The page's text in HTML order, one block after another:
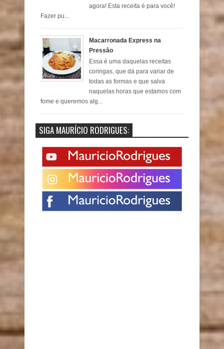
agora! Esta receita é para você!
Fazer pu...
Macarronada Express na
Pressão
Essa é uma daquelas receitas
coringas, que dá para variar de
todas as formas e que salva
naquelas horas que estamos com
fome e queremos alg...
SIGA MAURÍCIO RODRIGUES: